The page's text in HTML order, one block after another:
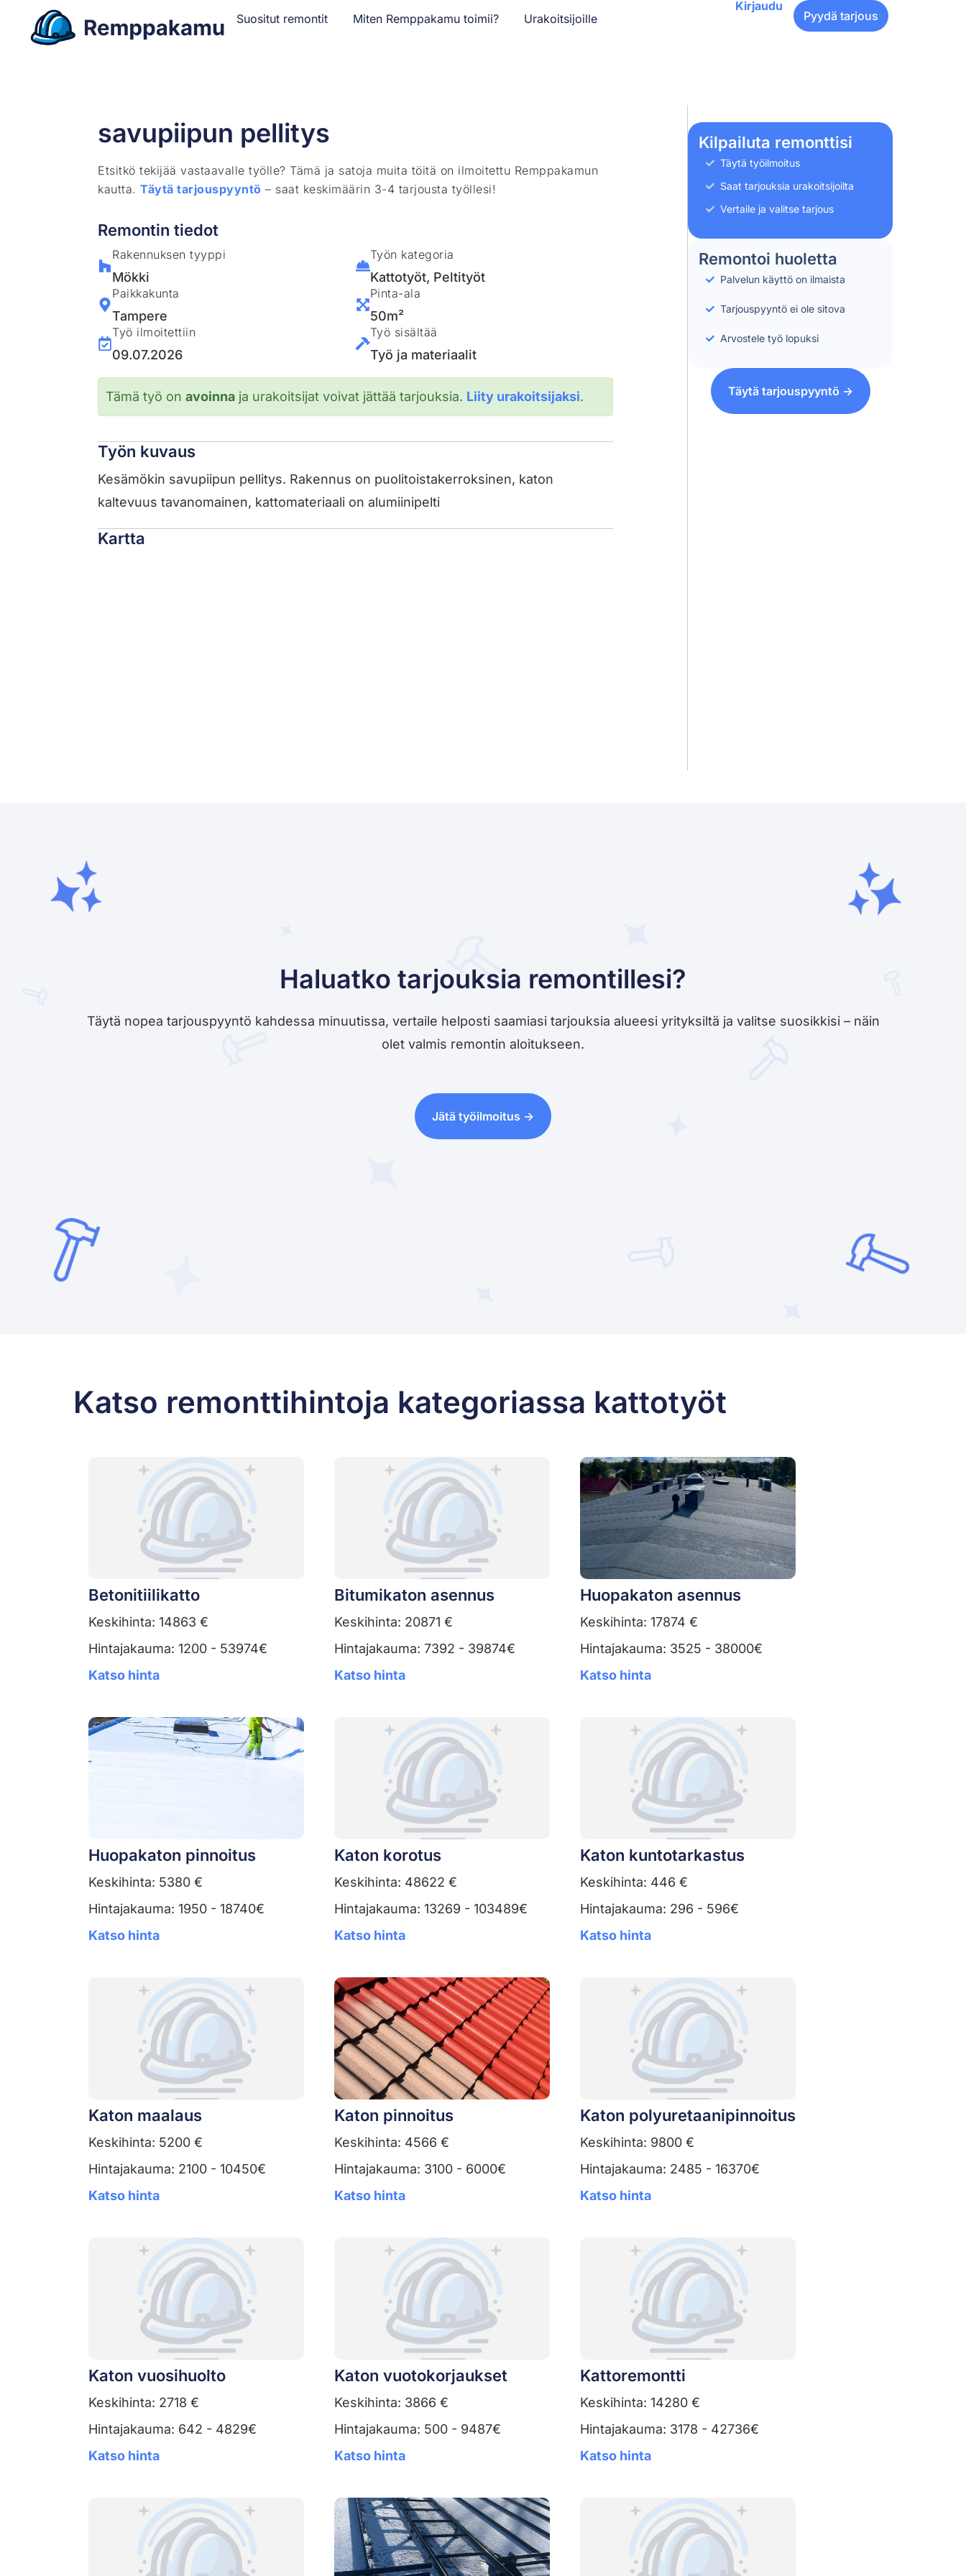
Suositut remontit Miten Remppakamu toimii? Urakoitsijoille
Kirjaudu
Pyydä tarjous
savupiipun pellitys
Etsitkö tekijää vastaavalle työlle? Tämä ja satoja muita töitä on ilmoitettu Remppakamun
kautta.Täytä tarjouspyyntö – saat keskimäärin 3-4 tarjousta työllesi!
Remontin tiedot
Rakennuksen tyyppi
Mökki
Paikkakunta
Tampere
Työ ilmoitettiin
09.07.2026
Työn kategoria
Kattotyöt, Peltityöt
Pinta-ala
50m²
Työ sisältää
Työ ja materiaalit
Tämä työ onavoinna ja urakoitsijat voivat jättää tarjouksia. Liity urakoitsijaksi.
Työn kuvaus
Kesämökin savupiipun pellitys. Rakennus on puolitoistakerroksinen, katon
kaltevuus tavanomainen, kattomateriaali on alumiinipelti
Kartta
Kilpailuta remonttisi
Täytä työilmoitus
Saat tarjouksia urakoitsijoilta
Vertaile ja valitse tarjous
Remontoi huoletta
Palvelun käyttö on ilmaista
Tarjouspyyntö ei ole sitova
Arvostele työ lopuksi
Täytä tarjouspyyntö ->
Haluatko tarjouksia remontillesi?
Täytä nopea tarjouspyyntö kahdessa minuutissa, vertaile helposti saamiasi tarjouksia alueesi yrityksiltä ja valitse suosikkisi – näin
olet valmis remontin aloitukseen.
Jätä työilmoitus ->
Katso remonttihintoja kategoriassa kattotyöt
Betonitiilikatto
Keskihinta: 14863 €
Hintajakauma: 1200 - 53974€
Katso hinta
Bitumikaton asennus
Keskihinta: 20871 €
Hintajakauma: 7392 - 39874€
Katso hinta
Huopakaton asennus
Keskihinta: 17874 €
Hintajakauma: 3525 - 38000€
Katso hinta
Huopakaton pinnoitus
Keskihinta: 5380 €
Hintajakauma: 1950 - 18740€
Katso hinta
Katon korotus
Keskihinta: 48622 €
Hintajakauma: 13269 - 103489€
Katso hinta
Katon kuntotarkastus
Keskihinta: 446 €
Hintajakauma: 296 - 596€
Katso hinta
Katon maalaus
Keskihinta: 5200 €
Hintajakauma: 2100 - 10450€
Katso hinta
Katon pinnoitus
Keskihinta: 4566 €
Hintajakauma: 3100 - 6000€
Katso hinta
Katon polyuretaanipinnoitus
Keskihinta: 9800 €
Hintajakauma: 2485 - 16370€
Katso hinta
Katon vuosihuolto
Keskihinta: 2718 €
Hintajakauma: 642 - 4829€
Katso hinta
Katon vuotokorjaukset
Keskihinta: 3866 €
Hintajakauma: 500 - 9487€
Katso hinta
Kattoremontti
Keskihinta: 14280 €
Hintajakauma: 3178 - 42736€
Katso hinta